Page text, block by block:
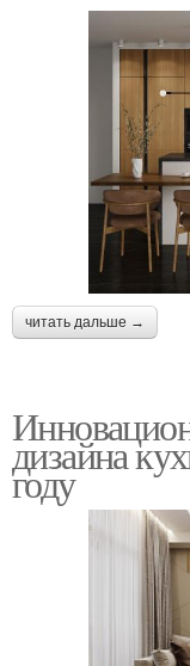
читать дальше →
дизайна
году